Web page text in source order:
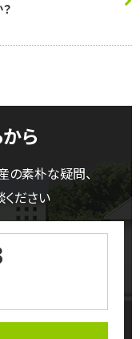
ら
の素朴な疑問、
ださい